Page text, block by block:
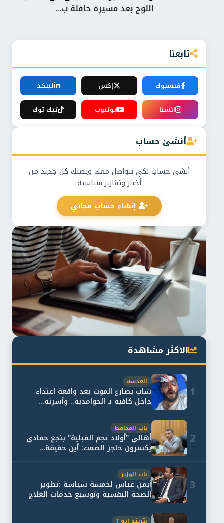
اللوح بعد مسيرة حافلة ب...
تابعنا
فيسبوك إكس
لينكد
انستا
يوتيوب تيك توك
أنشئ حساب
أنشئ حساب لكي نتواصل معك ويصلك كل جديد من
أخبار وتقارير سياسية
إنشاء حساب مجاني
الأكثر مشاهدة
1
العدسة
شاب يصارع الموت بعد واقعة اعتداء
داخل كافيه بـ الحوامدية.. وأسرته...
2
باب المحافظ
أهالي "أولاد نجم القبلية" بنجع حمادي
يكسرون حاجز الصمت: أين حقيقة...
3
باب الوزير
أيمن عباس لخمسة سياسة :تطوير
الصحة النفسية وتوسيع خدمات العلاج